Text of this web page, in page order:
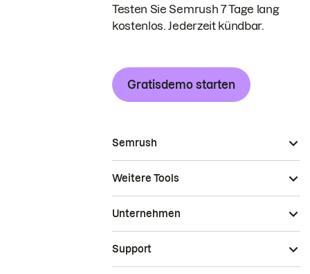
Testen Sie Semrush 7 Tage lang
kostenlos. Jederzeit kündbar.
Gratisdemo starten
Semrush
Weitere Tools
Unternehmen
Support